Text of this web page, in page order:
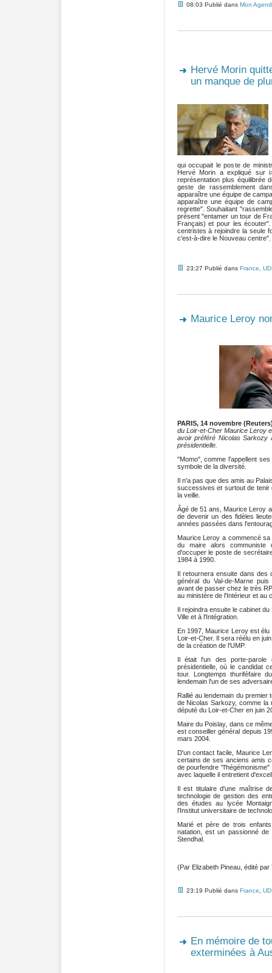
08:03 Publié dans Mon
Hervé Morin
un manque de
qui occupait le poste de
Hervé Morin a expliqué sur
représentation plus équilibrée
geste de rassemblement
apparaître une équipe de
apparaître une équipe de
regrette". Souhaitant
présent "entamer un tour de
Français) et pour les
centristes à rejoindre la seule
c'est-à-dire le Nouveau centre".
23:27 Publié dans France
Maurice Leroy
PARIS, 14 novembre
du Loir-et-Cher Maurice Leroy
avoir préféré Nicolas Sarkozy
présidentielle.
"Momo", comme l'appellent
symbole de la diversité.
Il n'a pas que des amis au
successives et surtout de
la veille.
Âgé de 51 ans, Maurice Leroy
de devenir un des fidèles
années passées dans
Maurice Leroy a commencé
du maire alors communiste
d'occuper le poste de
1984 à 1990.
Il retournera ensuite dans
général du Val-de-Marne
avant de passer chez le très
au ministère de l'Intérieur et au
Il rejoindra ensuite le cabinet
Ville et à l'Intégration.
En 1997, Maurice Leroy est
Loir-et-Cher. Il sera réélu en
de la création de l'UMP.
Il était l'un des porte-
présidentielle, où le candidat
tour. Longtemps thuriféfaire
lendemain l'un de ses
Rallié au lendemain du
de Nicolas Sarkozy, comme la
député du Loir-et-Cher en juin
Maire du Poislay, dans ce
est conseiller général depuis
mars 2004.
D'un contact facile, Maurice
certains de ses anciens amis
de pourfendre
avec laquelle il entretient
Il est titulaire d'une maîtrise
technologie de gestion des
des études au lycée
l'Institut universitaire de
Marié et père de trois
natation, est un passionné
Stendhal.
(Par Elizabeth Pineau, édité par
23:19 Publié dans France,
En mémoire de
exterminées à